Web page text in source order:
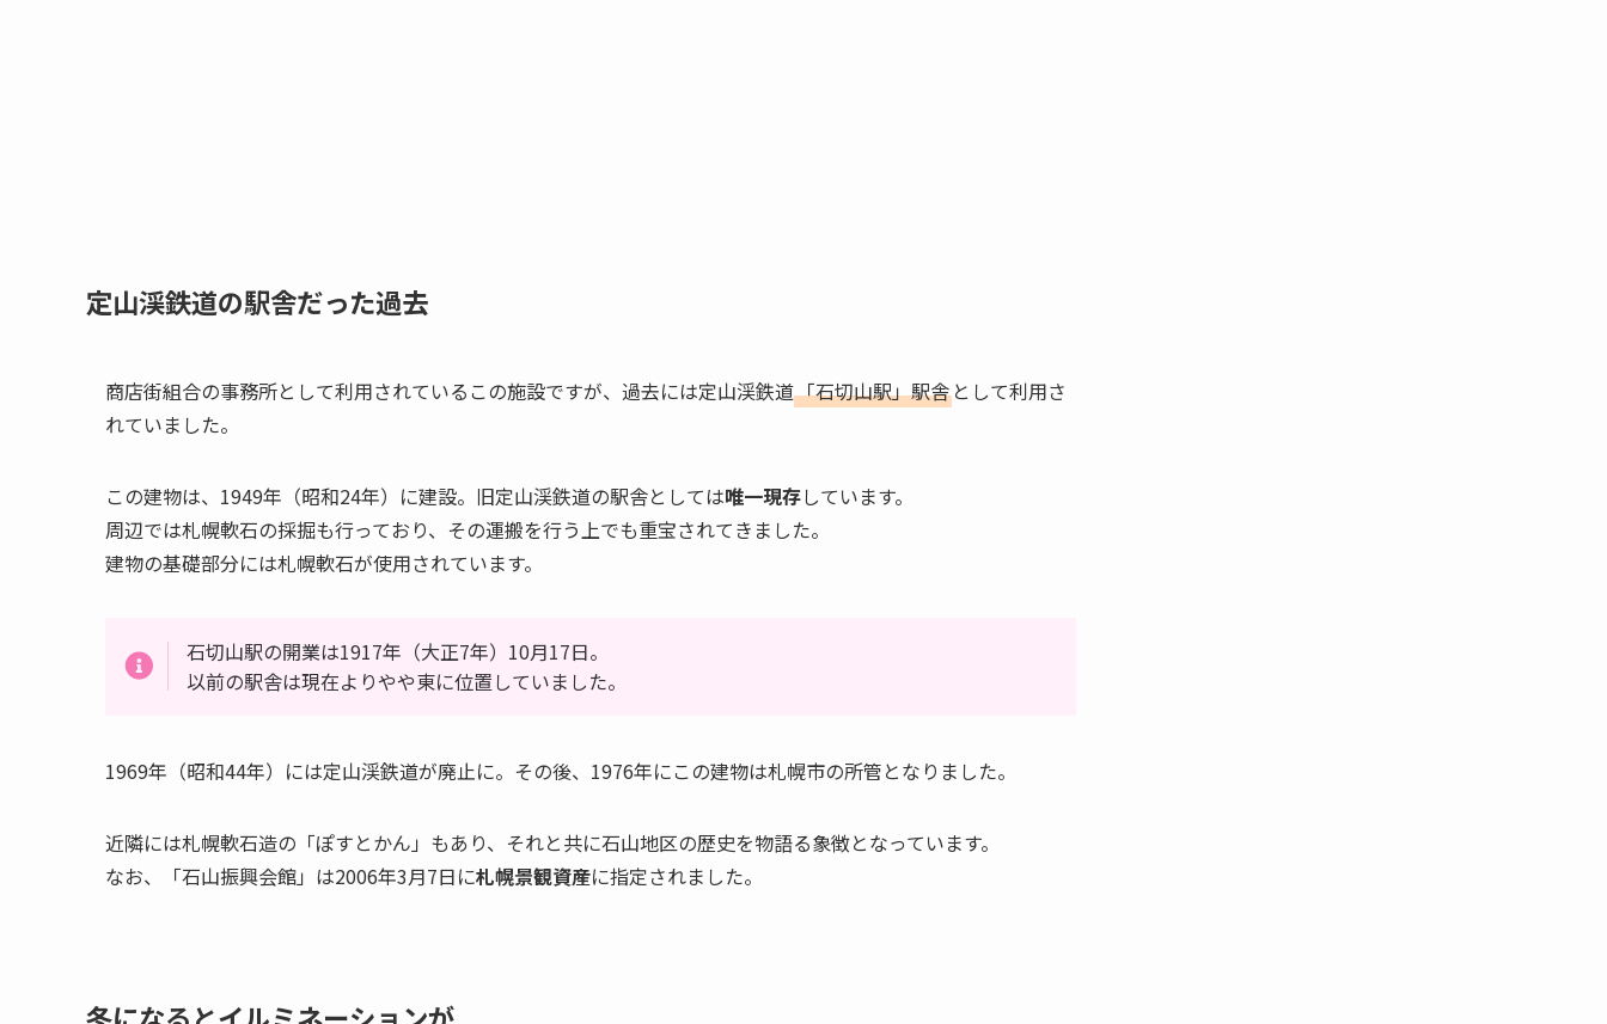
定山渓鉄道の駅舎だった過去
商店街組合の事務所として利用されているこの施設ですが、過去には定山渓鉄道「石切山駅」駅舎 として利用さ
れていました。
この建物は、1949年（昭和24年）に建設。旧定山渓鉄道の駅舎としては唯一現存しています。
周辺では札幌軟石の採掘も行っており、その運搬を行う上でも重宝されてきました。
建物の基礎部分には札幌軟石が使用されています。
石切山駅の開業は1917年（大正7年）10月17日。
以前の駅舎は現在よりやや東に位置していました。
1969年（昭和44年）には定山渓鉄道が廃止に。その後、1976年にこの建物は札幌市の所管となりました。
近隣には札幌軟石造の「ぽすとかん」もあり、それと共に石山地区の歴史を物語る象徴となっています。
なお、「石山振興会館」は2006年3月7日に札幌景観資産に指定されました。